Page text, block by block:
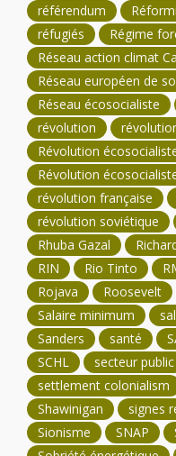
référendum
réfugiés
Régime
Réseau action climat
Réseau européen de
Réseau écosocialiste
révolution
Révolution
Révolution
révolution française
révolution soviétique
Rhuba Gazal
RIN
Rio Tinto
Rojava
Roosevelt
Salaire minimum
Sanders
santé
SCHL
secteur public
settlement colonialism
Shawinigan
signes
Sionisme
SNAP